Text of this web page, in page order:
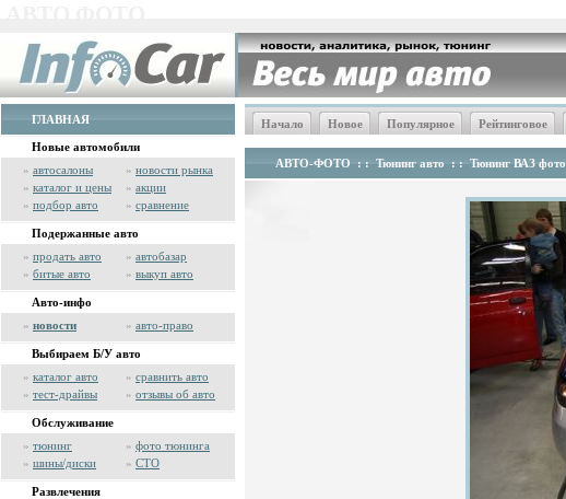
ГЛАВНАЯ
Новые автомобили
» автосалоны » новости рынка
» каталог и цены » акции
» подбор авто » сравнение
Подержанные авто
» продать авто » автобазар
» битые авто » выкуп авто
Авто-инфо
» новости » авто-право
Выбираем Б/У авто
» каталог авто » сравнить авто
» тест-драйвы » отзывы об авто
Обслуживание
» тюнинг » фото тюнинга
» шины/диски » СТО
Развлечения
Начало Новое Популярное Рейтинговое
АВТО-ФОТО : : Тюнинг авто : : Тюнинг ВАЗ фото